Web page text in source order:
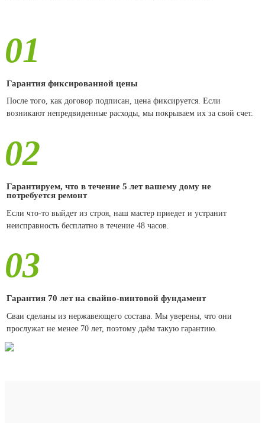
01
Гарантия фиксированной цены
После того, как договор подписан, цена фиксируется. Если
возникают непредвиденные расходы, мы покрываем их за свой счет.
02
Гарантируем, что в течение 5 лет вашему дому не
потребуется ремонт
Если что-то выйдет из строя, наш мастер приедет и устранит
неисправность бесплатно в течение 48 часов.
03
Гарантия 70 лет на свайно-винтовой фундамент
Сваи сделаны из нержавеющего состава. Мы уверены, что они
прослужат не менее 70 лет, поэтому даём такую гарантию.